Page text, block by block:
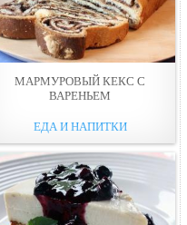
МАРМУРОВЫЙ КЕКС С
ВАРЕНЬЕМ
ЕДА И НАПИТКИ